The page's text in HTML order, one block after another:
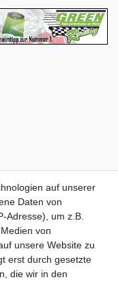
AGB
auf unserer
Daten von
Adresse), um z.B.
von
unsere Website zu
erst durch gesetzte
die wir in den